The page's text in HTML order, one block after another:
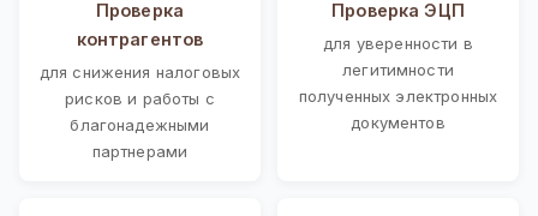
Проверка
контрагентов
для снижения налоговых
рисков и работы с
благонадежными
партнерами
Проверка ЭЦП
для уверенности в
легитимности
полученных электронных
документов